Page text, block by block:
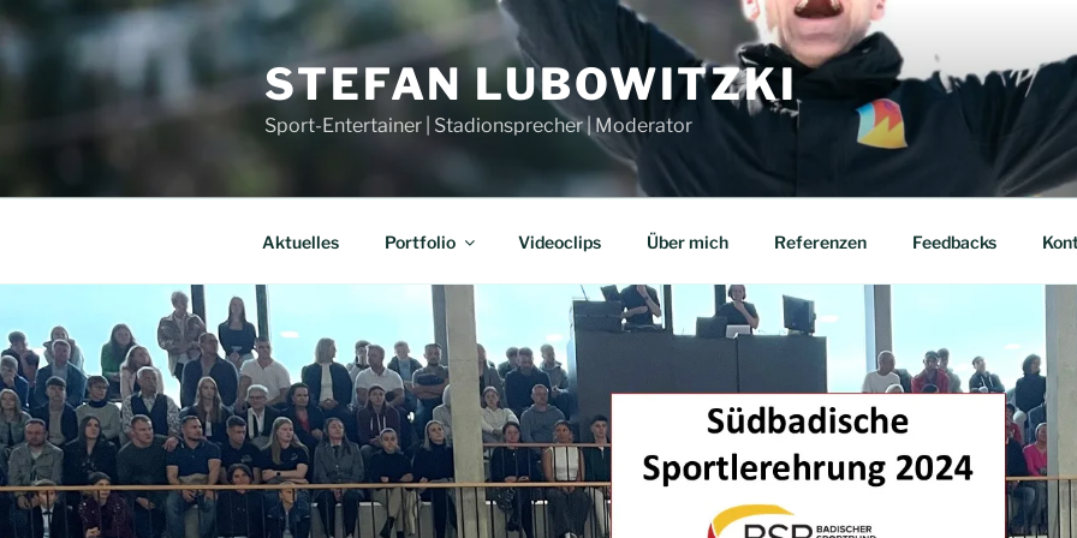
Zum
Inhalt
springen
STEFAN LUBOWITZKI
Sport-Entertainer | Stadionsprecher | Moderator
Aktuelles Portfolio Videoclips Über mich Referenzen Feedbacks